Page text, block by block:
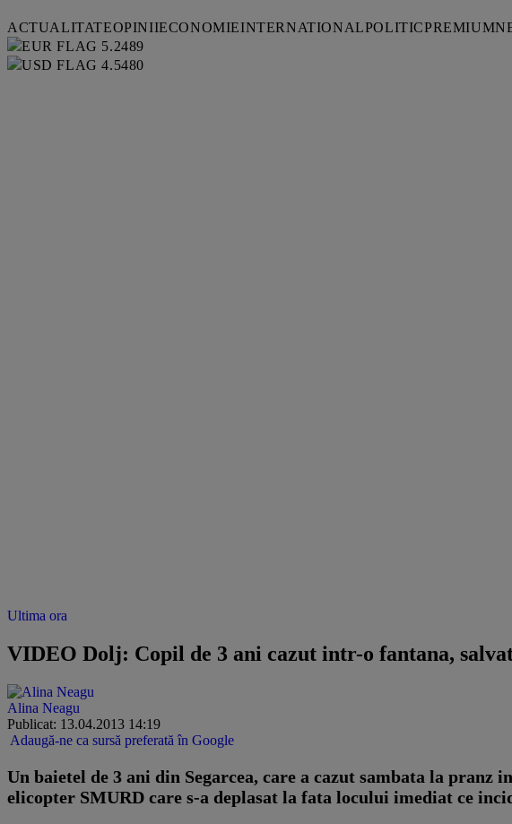
ACTUALITATEOPINIIECONOMIEINTERNATIONALPOLITICPREMIUM
5.2489
4.5480
Ultima ora
VIDEO Dolj: Copil de 3 ani cazut intr-o fantana,
Alina Neagu
Publicat: 13.04.2013 14:19
Adaugă-ne ca sursă preferată în Google
Un baietel de 3 ani din Segarcea, care a cazut sambata la
elicopter SMURD care s-a deplasat la fata locului imediat ce